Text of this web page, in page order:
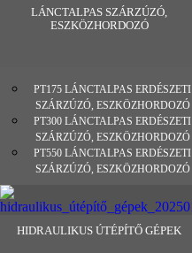
LÁNCTALPAS SZÁRZÚZÓ,
ESZKÖZHORDOZÓ
PT175 LÁNCTALPAS ERDÉSZETI
SZÁRZÚZÓ, ESZKÖZHORDOZÓ
PT300 LÁNCTALPAS ERDÉSZETI
SZÁRZÚZÓ, ESZKÖZHORDOZÓ
PT550 LÁNCTALPAS ERDÉSZETI
SZÁRZÚZÓ, ESZKÖZHORDOZÓ
HIDRAULIKUS ÚTÉPÍTŐ GÉPEK